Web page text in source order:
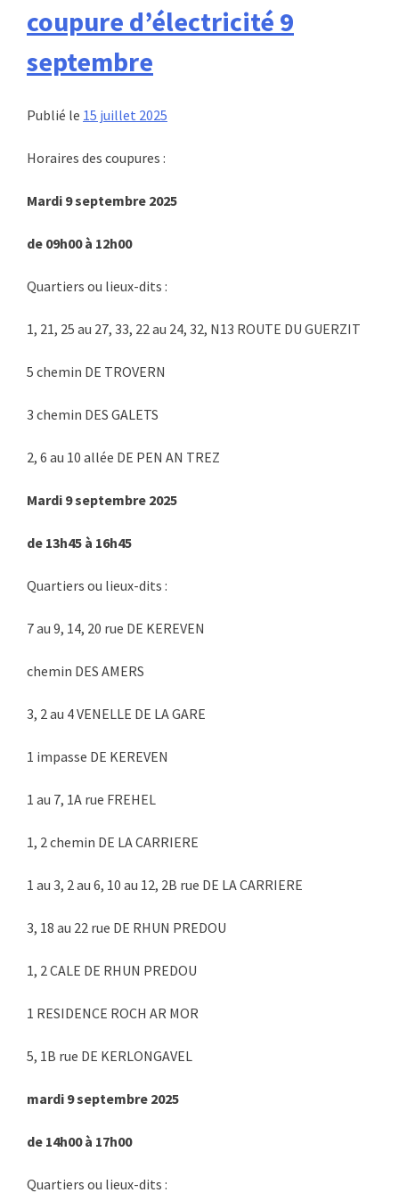
coupure d’électricité 9
septembre
Publié le 15 juillet 2025
Horaires des coupures :
Mardi 9 septembre 2025
de 09h00 à 12h00
Quartiers ou lieux-dits :
1, 21, 25 au 27, 33, 22 au 24, 32, N13 ROUTE DU GUERZIT
5 chemin DE TROVERN
3 chemin DES GALETS
2, 6 au 10 allée DE PEN AN TREZ
Mardi 9 septembre 2025
de 13h45 à 16h45
Quartiers ou lieux-dits :
7 au 9, 14, 20 rue DE KEREVEN
chemin DES AMERS
3, 2 au 4 VENELLE DE LA GARE
1 impasse DE KEREVEN
1 au 7, 1A rue FREHEL
1, 2 chemin DE LA CARRIERE
1 au 3, 2 au 6, 10 au 12, 2B rue DE LA CARRIERE
3, 18 au 22 rue DE RHUN PREDOU
1, 2 CALE DE RHUN PREDOU
1 RESIDENCE ROCH AR MOR
5, 1B rue DE KERLONGAVEL
mardi 9 septembre 2025
de 14h00 à 17h00
Quartiers ou lieux-dits :